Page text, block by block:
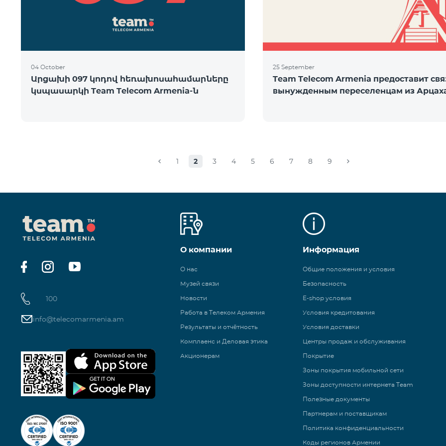
04 October
Արցախի 097 կոդով հեռախոսահամարները
կսպասարկի Team Telecom Armenia-ն
25 September
Team Telecom Armenia предоставит
вынужденным переселенцам из
1 2 3 4 5 6 7 8 9
100
info@telecomarmenia.am
О компании
О нас
Музей связи
Новости
Работа в Телеком Армения
Результаты и отчётность
Комплаенс и Деловая этика
Акционерам
Информация
Общие положения и условия
Безопасность
E-shop условия
Условия кредитования
Условия доставки
Центры продаж и обслуживания
Покрытие
Зоны покрытия мобильной сети
Зоны доступности интернета Team
Полезные документы
Партнерам и поставщикам
Политика конфиденциальности
Коды регионов Армении